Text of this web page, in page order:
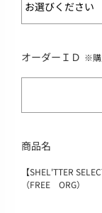
オーダーＩＤ ※購
商品名
【SHEL'TTER
（FREE ORG）